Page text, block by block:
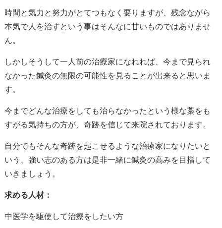
時間と気力と努力がとてつもなく要りますが、残念ながら
本気で人を治すという事はそんなに甘いものではありませ
ん。
しかしそうして一人前の治療家になれれば、今まで見られ
なかった鍼灸の無限の可能性を見ることが出来ると思いま
す。
今までどんな治療をしても治らなかったという様な藁をも
すがる気持ちの方が、奇跡を信じて来院されております。
自分でもそんな奇跡を起こせるような治療家になりたいと
いう、強い志のある方は是非一緒に鍼灸の高みを目指して
いきましょう。
求める人材：
中医学を駆使して治療をしたい方